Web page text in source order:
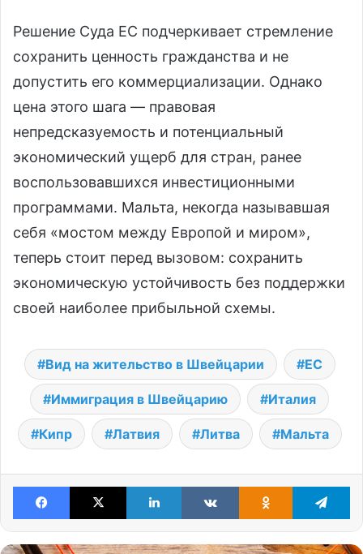
Решение Суда ЕС подчеркивает стремление
сохранить ценность гражданства и не
допустить его коммерциализации. Однако
цена этого шага — правовая
непредсказуемость и потенциальный
экономический ущерб для стран, ранее
воспользовавшихся инвестиционными
программами. Мальта, некогда называвшая
себя «мостом между Европой и миром»,
теперь стоит перед вызовом: сохранить
экономическую устойчивость без поддержки
своей наиболее прибыльной схемы.
Вид на жительство в Швейцарии ЕС
Иммиграция в Швейцарию Италия
Кипр Латвия Литва Мальта
Facebook X LinkedIn VKontakteOdnoklassniki